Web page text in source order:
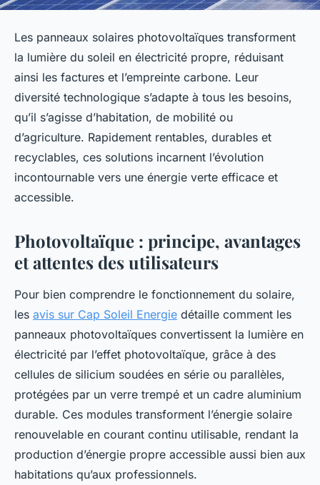
Les panneaux solaires photovoltaïques transforment
la lumière du soleil en électricité propre, réduisant
ainsi les factures et l’empreinte carbone. Leur
diversité technologique s’adapte à tous les besoins,
qu’il s’agisse d’habitation, de mobilité ou
d’agriculture. Rapidement rentables, durables et
recyclables, ces solutions incarnent l’évolution
incontournable vers une énergie verte efficace et
accessible.
Photovoltaïque : principe, avantages
et attentes des utilisateurs
Pour bien comprendre le fonctionnement du solaire,
les avis sur Cap Soleil Energie détaille comment les
panneaux photovoltaïques convertissent la lumière en
électricité par l’effet photovoltaïque, grâce à des
cellules de silicium soudées en série ou parallèles,
protégées par un verre trempé et un cadre aluminium
durable. Ces modules transforment l’énergie solaire
renouvelable en courant continu utilisable, rendant la
production d’énergie propre accessible aussi bien aux
habitations qu’aux professionnels.